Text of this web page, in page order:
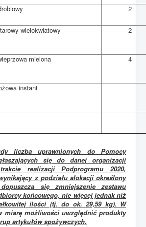
2
wielokwiatowy 2
mielona 4
instant
liczba uprawnionych do Pomocy
się do danej organizacji
realizacji Podprogramu 2020,
z podziału alokacji określony
się zmniejszenie zestawu
końcowego, nie więcej jednak niż
ilości (tj. do ok. 29,59 kg). W
miarę możliwości uwzględnić produkty
artykułów spożywczych.